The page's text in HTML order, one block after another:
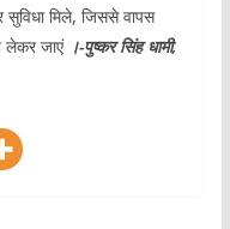
सुविधा मिले, जिससे वापस
लेकर जाएं ।-पुष्कर सिंह धामी,